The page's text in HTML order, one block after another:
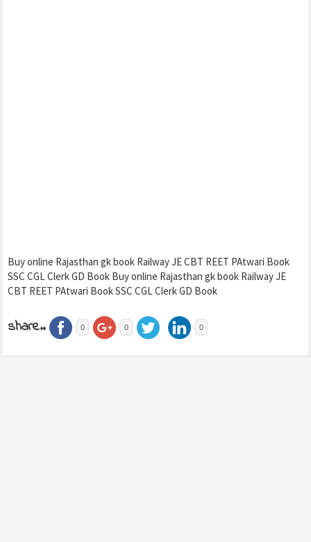
Buy online Rajasthan gk book Railway JE CBT REET PAtwari Book
SSC CGL Clerk GD Book Buy online Rajasthan gk book Railway JE
CBT REET PAtwari Book SSC CGL Clerk GD Book
share.. 0 0 0